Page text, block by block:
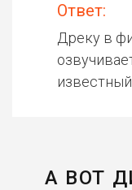
Ответ:
Дреку в
А ВОТ